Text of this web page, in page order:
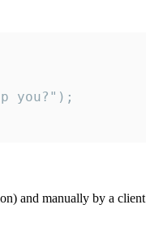
you?");
and manually by a client